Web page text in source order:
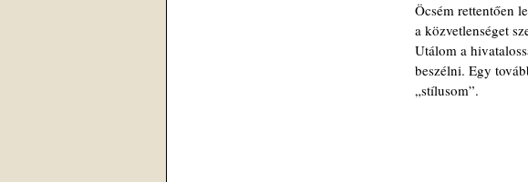
Öcsém rettentően
a közvetlenséget
Utálom a
beszélni. Egy
„stílusom”.